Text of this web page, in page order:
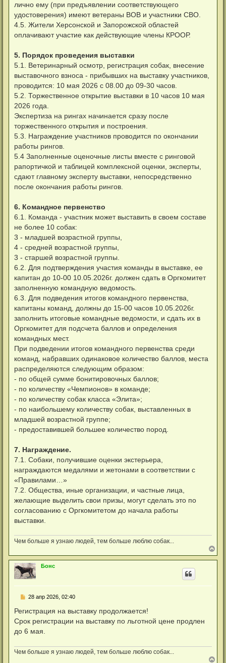
лично ему (при предъявлении соответствующего
удостоверения) имеют ветераны ВОВ и участники СВО.
4.5. Жители Херсонской и Запорожской областей
оплачивают участие как действующие члены КРООР.
5. Порядок проведения выставки
5.1. Ветеринарный осмотр, регистрация собак, внесение
выставочного взноса - прибывших на выставку участников,
проводится: 10 мая 2026 с 08.00 до 09-30 часов.
5.2. Торжественное открытие выставки в 10 часов 10 мая
2026 года.
Экспертиза на рингах начинается сразу после
торжественного открытия и построения.
5.3. Награждение участников проводится по окончании
работы рингов.
5.4 Заполненные оценочные листы вместе с ринговой
рапортичкой и таблицей комплексной оценки, эксперты,
сдают главному эксперту выставки, непосредственно
после окончания работы рингов.
6. Командное первенство
6.1. Команда - участник может выставить в своем составе
не более 10 собак:
3 - младшей возрастной группы,
4 - средней возрастной группы,
3 - старшей возрастной группы.
6.2. Для подтверждения участия команды в выставке, ее
капитан до 10-00 10.05.2026г. должен сдать в Оргкомитет
заполненную командную ведомость.
6.3. Для подведения итогов командного первенства,
капитаны команд, должны до 15-00 часов 10.05.2026г.
заполнить итоговые командные ведомости, и сдать их в
Оргкомитет для подсчета баллов и определения
командных мест.
При подведении итогов командного первенства среди
команд, набравших одинаковое количество баллов, места
распределяются следующим образом:
- по общей сумме бонитировочных баллов;
- по количеству «Чемпионов» в команде;
- по количеству собак класса «Элита»;
- по наибольшему количеству собак, выставленных в
младшей возрастной группе;
- предоставившей большее количество пород.
7. Награждение.
7.1. Собаки, получившие оценки экстерьера,
награждаются медалями и жетонами в соответствии с
«Правилами…»
7.2. Общества, иные организации, и частные лица,
желающие выделить свои призы, могут сделать это по
согласованию с Оргкомитетом до начала работы
выставки.
Чем больше я узнаю людей, тем больше люблю собак...
е
р
Бонс
Н
п
о
ч
и
а
н
28 апр 2026, 02:40
Регистрация на выставку продолжается!
Срок регистрации на выставку по льготной цене продлен
до 6 мая.
Чем больше я узнаю людей, тем больше люблю собак...